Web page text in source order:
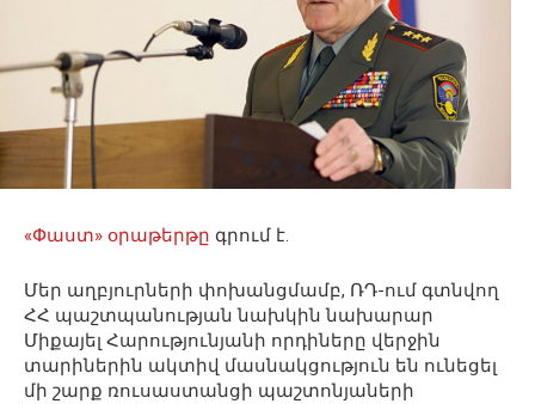
«Փաստ» օրաթերթը գրում է.
Մեր աղբյուրների փոխանցմամբ, ՌԴ-ում գտնվող
ՀՀ պաշտպանության նախկին նախարար
Միքայել Հարությունյանի որդիները վերջին
տարիներին ակտիվ մասնակցություն են ունեցել
մի շարք ռուսաստանցի պաշտոնյաների